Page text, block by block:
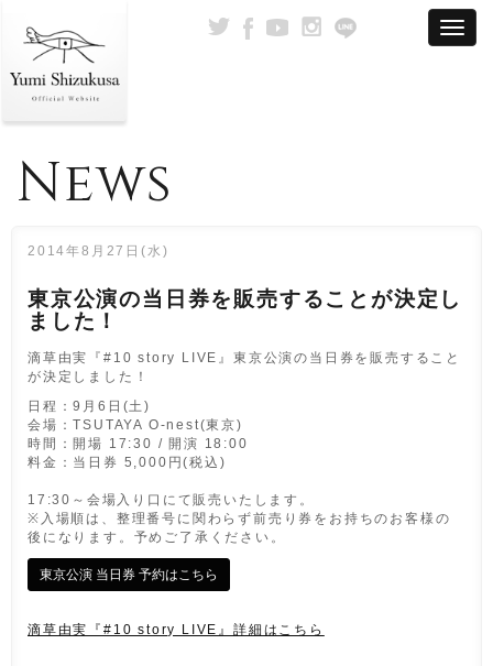
News
2014年8月27日(水)
東京公演の当日券を販売することが決定し
ました！
滴草由実『#10 story LIVE』東京公演の当日券を販売すること
が決定しました！
日程：9月6日(土)
会場：TSUTAYA O-nest(東京)
時間：開場 17:30 / 開演 18:00
料金：当日券 5,000円(税込)
17:30～会場入り口にて販売いたします。
※入場順は、整理番号に関わらず前売り券をお持ちのお客様の
後になります。予めご了承ください。
東京公演 当日券 予約はこちら
滴草由実『#10 story LIVE』詳細はこちら